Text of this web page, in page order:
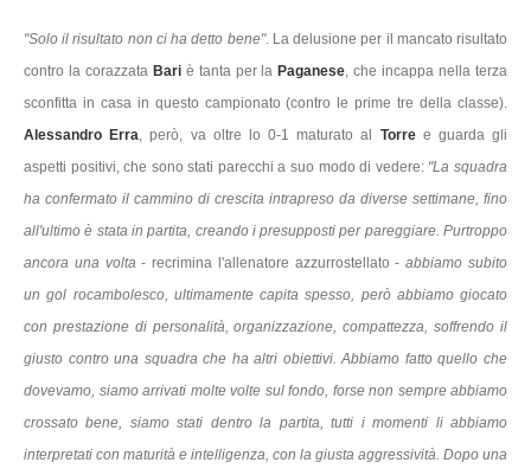
"Solo il risultato non ci ha detto bene". La delusione per il mancato risultato
contro la corazzata Bariè tanta per laPaganese , che incappa nella terza
sconfitta in casa in questo campionato (contro le prime tre della classe).
Alessandro Erra , però, va oltre lo 0-1 maturato al Torre e guarda gli
aspetti positivi, che sono stati parecchi a suo modo di vedere: "La squadra
ha confermato il cammino di crescita intrapreso da diverse settimane, fino
all'ultimo è stata in partita, creando i presupposti per pareggiare. Purtroppo
ancora una volta- recrimina l'allenatore azzurrostellato -abbiamo subito
un gol rocambolesco, ultimamente capita spesso, però abbiamo giocato
con prestazione di personalità, organizzazione, compattezza, soffrendo il
giusto contro una squadra che ha altri obiettivi. Abbiamo fatto quello che
dovevamo, siamo arrivati molte volte sul fondo, forse non sempre abbiamo
crossato bene, siamo stati dentro la partita, tutti i momenti li abbiamo
interpretati con maturità e intelligenza, con la giusta aggressività. Dopo una